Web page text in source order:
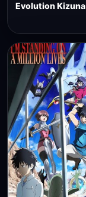
Evolution Kizuna